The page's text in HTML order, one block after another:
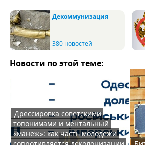
Декоммунизация
380 новостей
Новости по этой теме:
Дрессировка советскими
топонимами и ментальный
«манеж»: как часть молодежи